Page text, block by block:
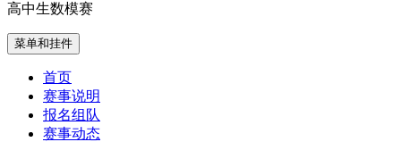
高中生数模赛
菜单和挂件
首页
赛事说明
报名组队
赛事动态